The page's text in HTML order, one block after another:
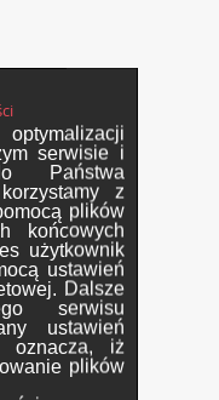
serwisie i
Państwa
z
plików
końcowych
użytkownik
ustawień
Dalsze
serwisu
ustawień
oznacza, iż
plików